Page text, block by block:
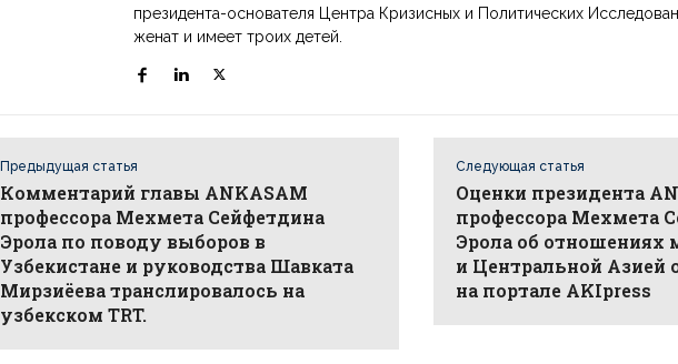
президента-основателя Центра Кризисных и Политических
женат и имеет троих детей.
Предыдущая статья
Комментарий главы ANKASAM
профессора Мехмета Сейфетдина
Эрола по поводу выборов в
Узбекистане и руководства Шавката
Мирзиёева транслировалось на
узбекском TRT.
Следующая статья
Оценки президента
профессора Мехмета
Эрола об отношениях
и Центральной Азией
на портале AKIpress